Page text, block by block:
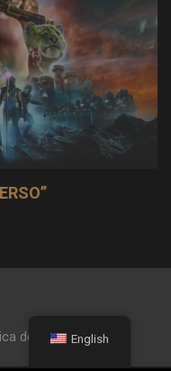
de privacidad
English